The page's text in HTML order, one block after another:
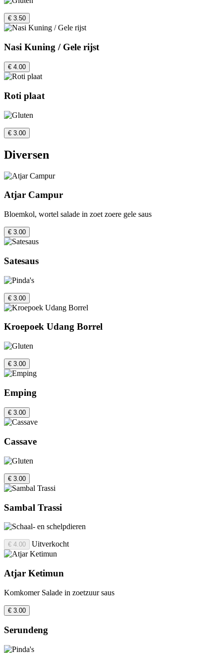
€ 3.50
Nasi Kuning / Gele rijst
€ 4.00
Roti plaat
€ 3.00
Diversen
Atjar Campur
Bloemkol, wortel salade in zoet zoere gele saus
€ 3.00
Satesaus
€ 3.00
Kroepoek Udang Borrel
€ 3.00
Emping
€ 3.00
Cassave
€ 3.00
Sambal Trassi
€ 4.00 Uitverkocht
Atjar Ketimun
Komkomer Salade in zoetzuur saus
€ 3.00
Serundeng